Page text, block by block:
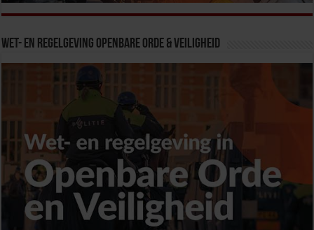
Wet- en Regelgeving Openbare Orde & Veiligheid